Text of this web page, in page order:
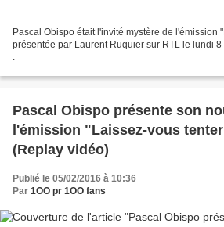
Pascal Obispo était l'invité mystère de l'émission
présentée par Laurent Ruquier sur RTL le lundi
Pascal Obispo présente son
l'émission "Laissez-vous
(Replay vidéo)
Publié le 05/02/2016 à 10:36
Par 1OO pr 1OO fans